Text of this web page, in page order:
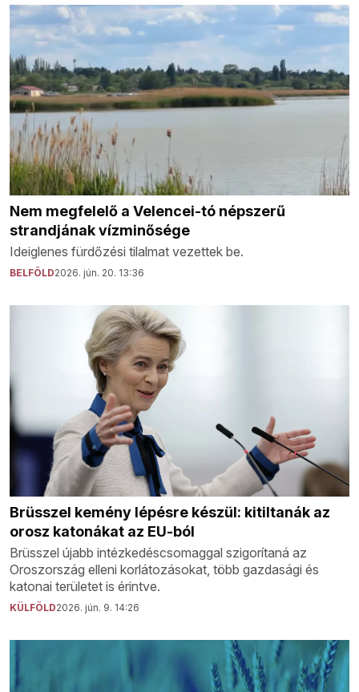
Nem megfelelő a Velencei-tó népszerű
strandjának vízminősége
Ideiglenes fürdőzési tilalmat vezettek be.
BELFÖLD2026. jún. 20. 13:36
Brüsszel kemény lépésre készül: kitiltanák az
orosz katonákat az EU-ból
Brüsszel újabb intézkedéscsomaggal szigorítaná az
Oroszország elleni korlátozásokat, több gazdasági és
katonai területet is érintve.
KÜLFÖLD2026. jún. 9. 14:26